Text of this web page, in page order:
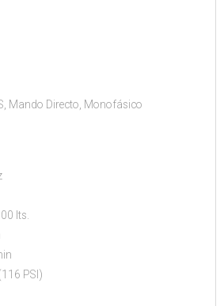
Mando Directo, Monofásico
lts.
PSI)